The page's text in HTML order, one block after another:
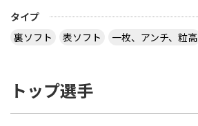
タイプ
裏ソフト
表ソフト 一枚、アンチ、粒高
トップ選手